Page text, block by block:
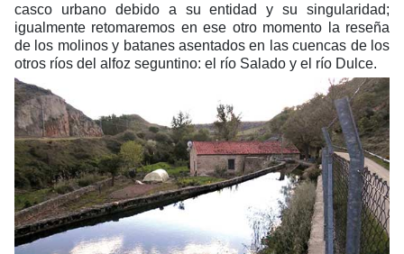
casco urbano debido a su entidad y su singularidad;
igualmente retomaremos en ese otro momento la reseña
de los molinos y batanes asentados en las cuencas de los
otros ríos del alfoz seguntino: el río Salado y el río Dulce.